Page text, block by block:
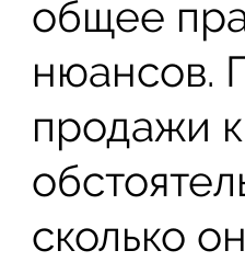
общее
нюансов.
продажи
сколько